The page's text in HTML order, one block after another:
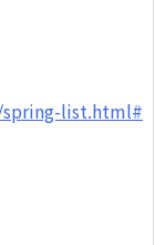
list.html#